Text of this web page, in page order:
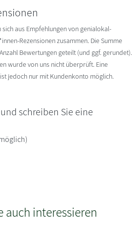
sich aus Empfehlungen von genialokal-
Rezensionen zusammen. Die Summe
Bewertungen geteilt (und ggf. gerundet).
wurde von uns nicht überprüft. Eine
jedoch nur mit Kundenkonto möglich.
schreiben Sie eine
auch interessieren